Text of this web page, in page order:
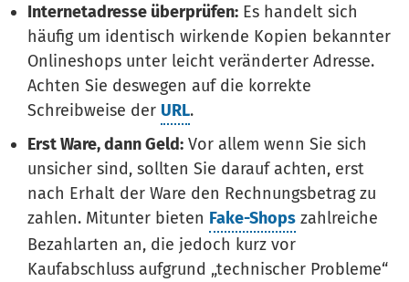
Internetadresse überprüfen: Es handelt sich
häufig um identisch wirkende Kopien bekannter
Onlineshops unter leicht veränderter Adresse.
Achten Sie deswegen auf die korrekte
Schreibweise der URL.
Erst Ware, dann Geld: Vor allem wenn Sie sich
unsicher sind, sollten Sie darauf achten, erst
nach Erhalt der Ware den Rechnungsbetrag zu
zahlen. Mitunter bieten Fake-Shops zahlreiche
Bezahlarten an, die jedoch kurz vor
Kaufabschluss aufgrund „technischer Probleme“